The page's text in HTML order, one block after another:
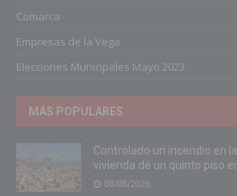
Comarca
Empresas de la Vega
Elecciones Municipales Mayo 2023
MÁS POPULARES
Controlado un incendio en
vivienda de un quinto piso
08/08/2026